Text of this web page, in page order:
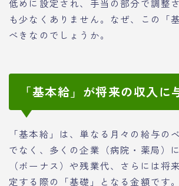
低めに設定され、手当の部分で調整
も少なくありません。なぜ、この「
べきなのでしょうか。
「基本給」が将来の収入に
「基本給」は、単なる月々の給与の
でなく、多くの企業（病院・薬局）
（ボーナス）や残業代、さらには将
定する際の「基礎」となる金額です